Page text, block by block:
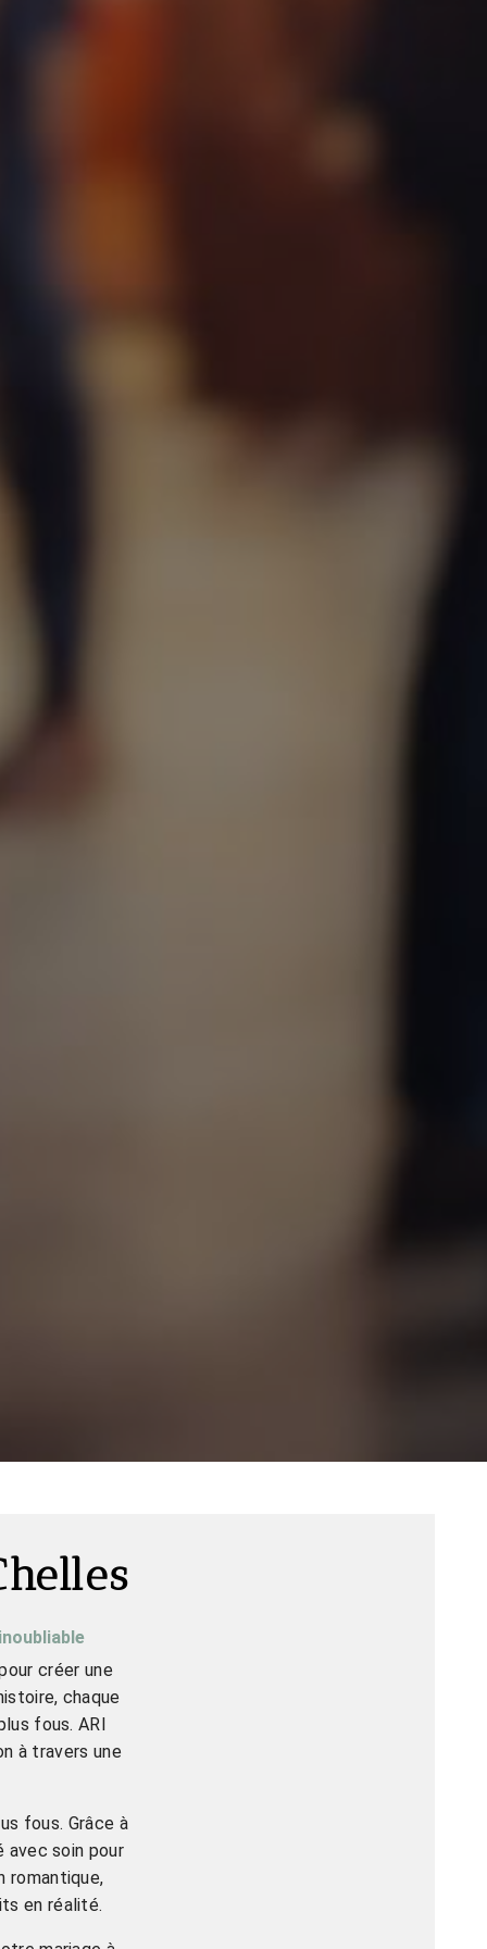
créer une
chaque
fous. ARI
à travers une
fous. Grâce à
avec soin pour
romantique,
en réalité.